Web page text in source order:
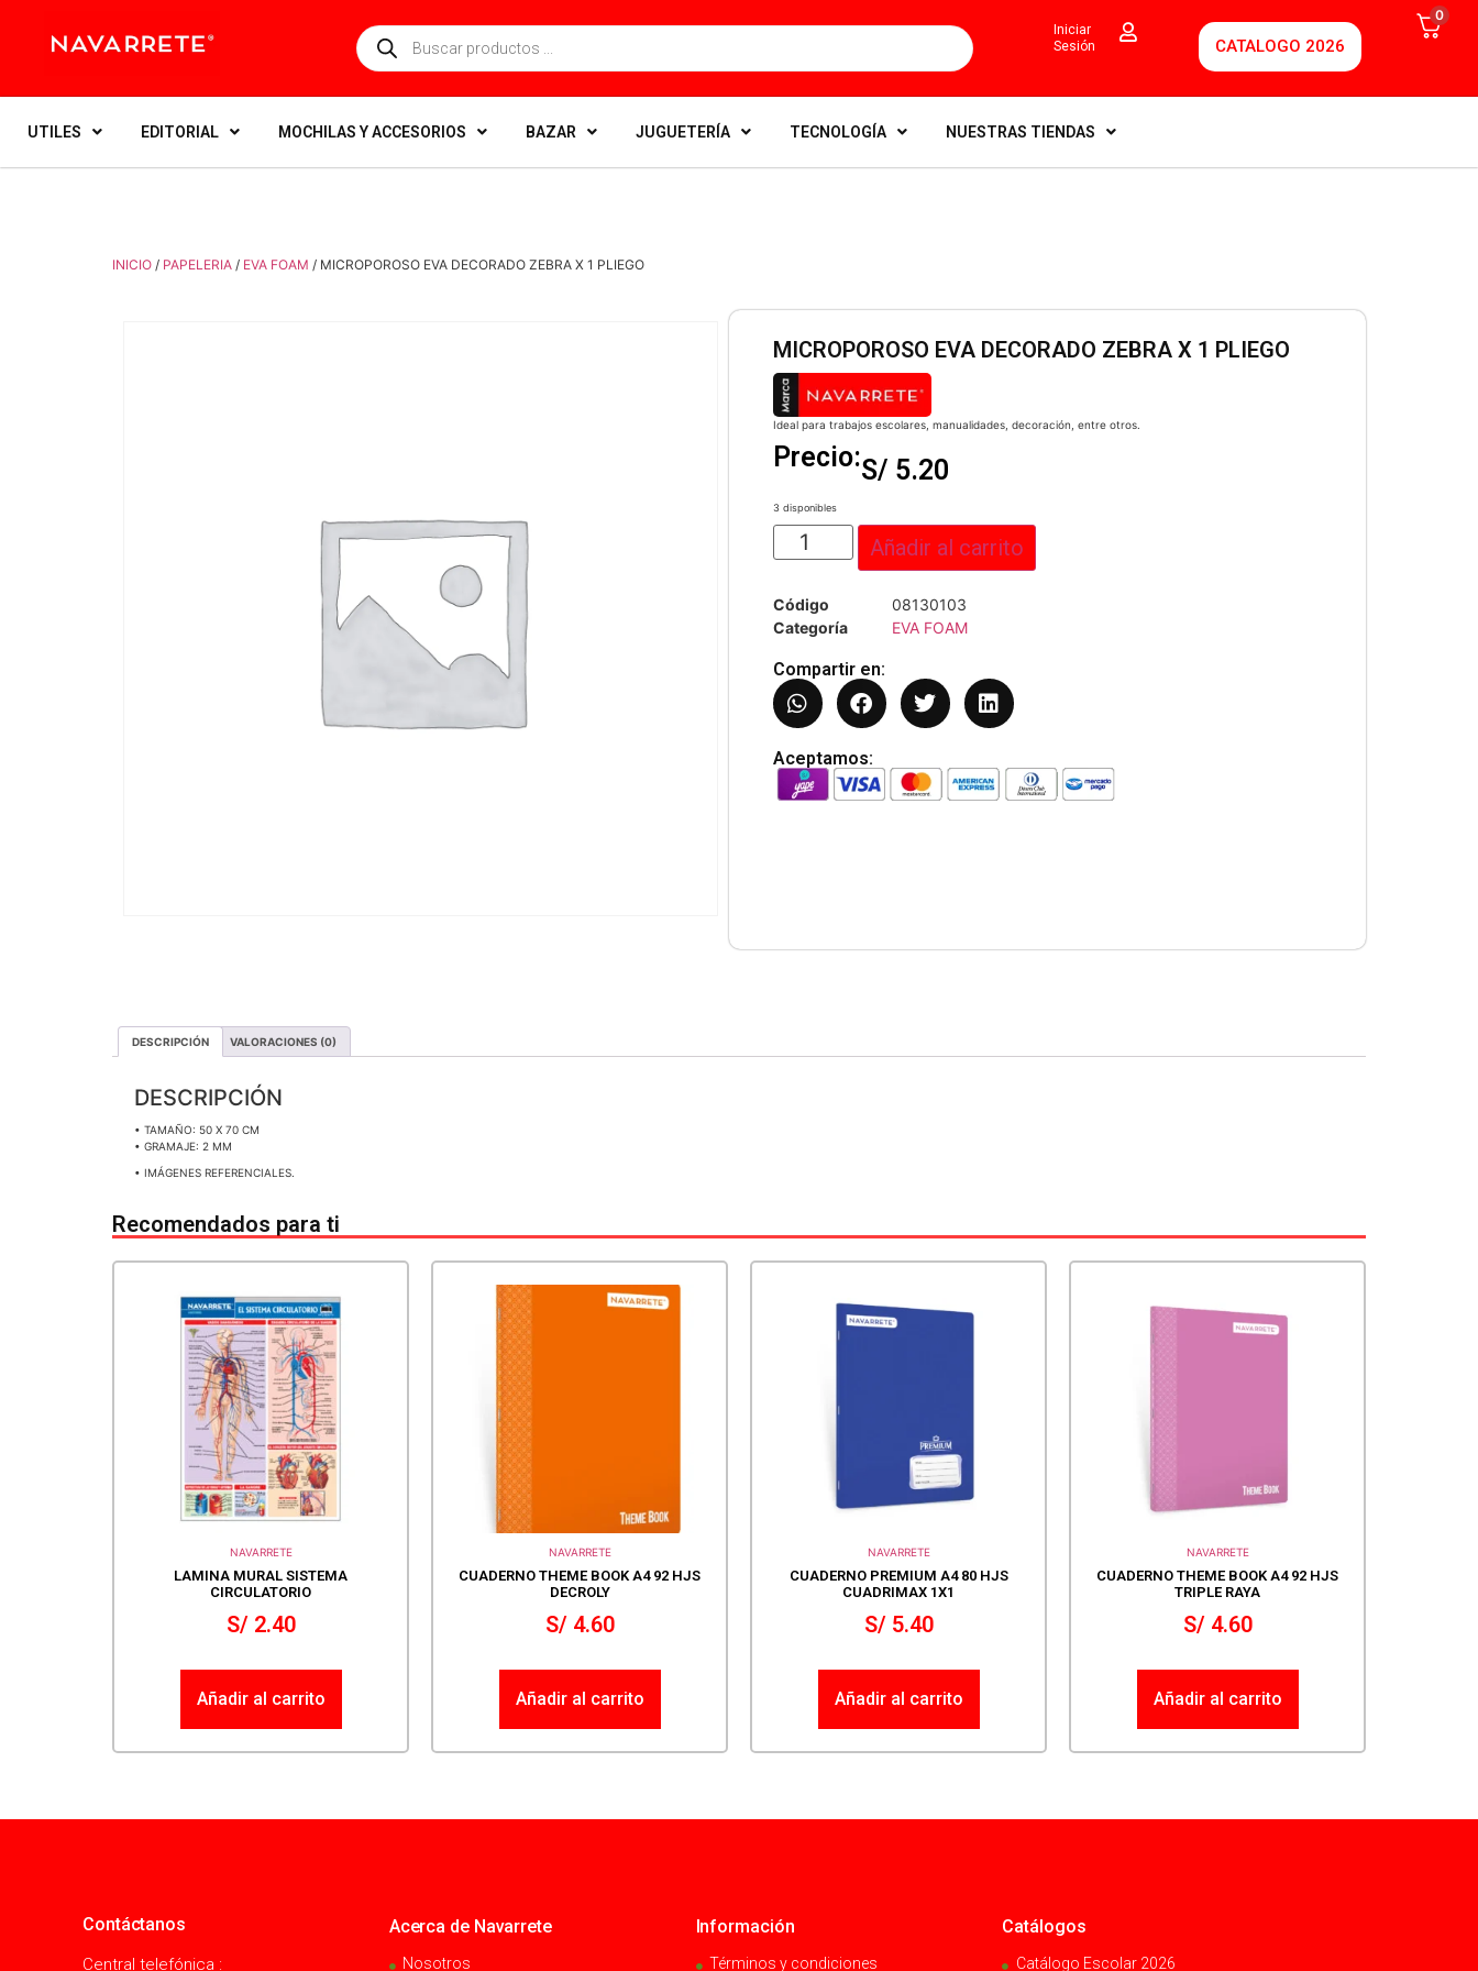
Iniciar
Sesión
CATALOGO 2026
0
UTILES EDITORIAL MOCHILAS Y ACCESORIOS BAZAR JUGUETERÍA TECNOLOGÍA NUESTRAS TIENDAS
INICIO / PAPELERIA / EVA FOAM / MICROPOROSO EVA DECORADO ZEBRA X 1 PLIEGO
MICROPOROSO EVA DECORADO ZEBRA X 1 PLIEGO
Ideal para trabajos escolares, manualidades, decoración, entre otros.
Precio:S/ 5.20
3 disponibles
Añadir al carrito
Código
08130103
Categoría
EVA FOAM
Compartir en:
Aceptamos:
DESCRIPCIÓN VALORACIONES (0)
DESCRIPCIÓN
• TAMAÑO: 50 X 70 CM
• GRAMAJE: 2 MM
• IMÁGENES REFERENCIALES.
Recomendados para ti
NAVARRETE
LAMINA MURAL SISTEMA
CIRCULATORIO
S/2.40
Añadir al carrito
NAVARRETE
CUADERNO THEME BOOK A4 92 HJS
DECROLY
S/4.60
Añadir al carrito
NAVARRETE
CUADERNO PREMIUM A4 80 HJS
CUADRIMAX 1X1
S/5.40
Añadir al carrito
NAVARRETE
CUADERNO THEME BOOK A4 92 HJS
TRIPLE RAYA
S/4.60
Añadir al carrito
Contáctanos
Central telefónica :
Acerca de Navarrete
Nosotros
Información
Términos y condiciones
Catálogos
Catálogo Escolar 2026